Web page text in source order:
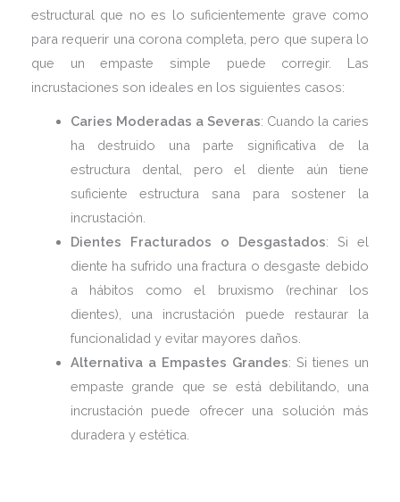
estructural que no es lo suficientemente grave como
para requerir una corona completa, pero que supera lo
que un empaste simple puede corregir. Las
incrustaciones son ideales en los siguientes casos:
Caries Moderadas a Severas: Cuando la caries
ha destruido una parte significativa de la
estructura dental, pero el diente aún tiene
suficiente estructura sana para sostener la
incrustación.
Dientes Fracturados o Desgastados: Si el
diente ha sufrido una fractura o desgaste debido
a hábitos como el bruxismo (rechinar los
dientes), una incrustación puede restaurar la
funcionalidad y evitar mayores daños.
Alternativa a Empastes Grandes: Si tienes un
empaste grande que se está debilitando, una
incrustación puede ofrecer una solución más
duradera y estética.